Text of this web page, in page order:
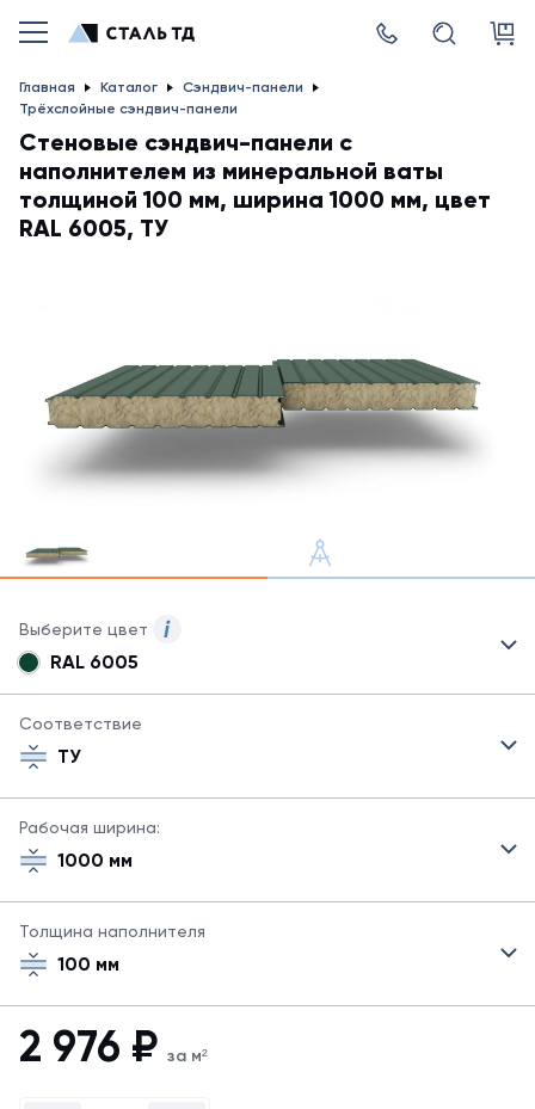
Главная Каталог
Сэндвич-панели
Трёхслойные сэндвич-панели
Стеновые сэндвич-панели с
наполнителем из минеральной ваты
толщиной 100 мм, ширина 1000 мм, цвет
RAL 6005, ТУ
Выберите цвет
сэндвич-
все
Для
заказа
свяжитесь
с
менеджером.
RAL 6005
Соответствие
ТУ
Рабочая ширина:
1000 мм
Толщина наполнителя
100 мм
2 976 ₽ за м²